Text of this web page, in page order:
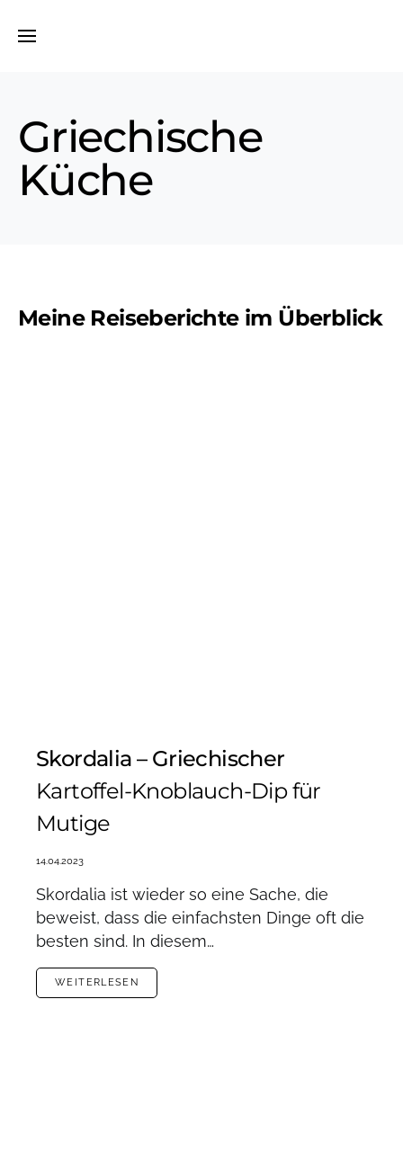
Griechische
Küche
Meine Reiseberichte im Überblick
Skordalia – Griechischer
Kartoffel-Knoblauch-Dip für
Mutige
14.04.2023
Skordalia ist wieder so eine Sache, die
beweist, dass die einfachsten Dinge oft die
besten sind. In diesem…
WEITERLESEN